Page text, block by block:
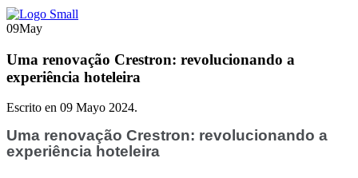
09May
Uma renovação Crestron: revolucionando a
experiência hoteleira
Escrito en 09 Mayo 2024.
Uma renovação Crestron: revolucionando a
experiência hoteleira